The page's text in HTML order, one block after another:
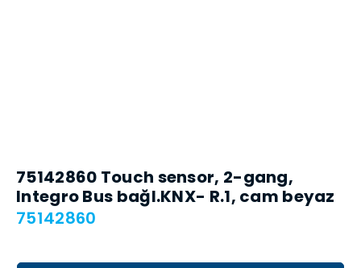
75142860 Touch sensor, 2-gang,
Integro Bus bağl.KNX- R.1, cam beyaz
75142860